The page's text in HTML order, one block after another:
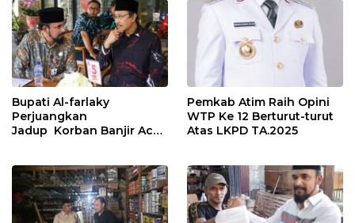
Bupati Al-farlaky
Perjuangkan
Jadup Korban Banjir Aceh
Pemkab Atim Raih Opini
WTP Ke 12 Berturut-turut
Atas LKPD TA.2025